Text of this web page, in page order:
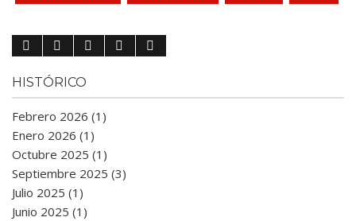
HISTÓRICO
Febrero 2026 (1)
Enero 2026 (1)
Octubre 2025 (1)
Septiembre 2025 (3)
Julio 2025 (1)
Junio 2025 (1)